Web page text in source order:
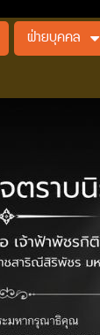
ฝ่ายบุคคล